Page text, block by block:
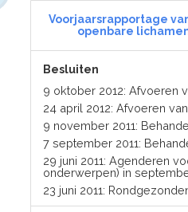
Voorjaarsrapportage
openbare
Besluiten
9 oktober 2012: Afvoeren
24 april 2012: Afvoeren
9 november 2011:
7 september 2011:
29 juni 2011: Agenderen
onderwerpen) in
23 juni 2011: